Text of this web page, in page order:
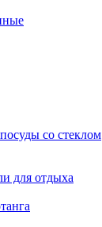
со стеклом
для отдыха